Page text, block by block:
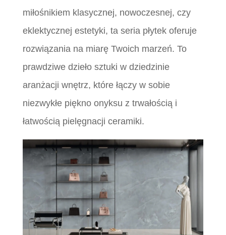
miłośnikiem klasycznej, nowoczesnej, czy
eklektycznej estetyki, ta seria płytek oferuje
rozwiązania na miarę Twoich marzeń. To
prawdziwe dzieło sztuki w dziedzinie
aranżacji wnętrz, które łączy w sobie
niezwykłe piękno onyksu z trwałością i
łatwością pielęgnacji ceramiki.